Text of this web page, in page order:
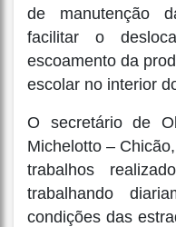
de manutenção
facilitar o
escoamento da
escolar no interior
O secretário de
Michelotto –
trabalhos
trabalhando
condições das